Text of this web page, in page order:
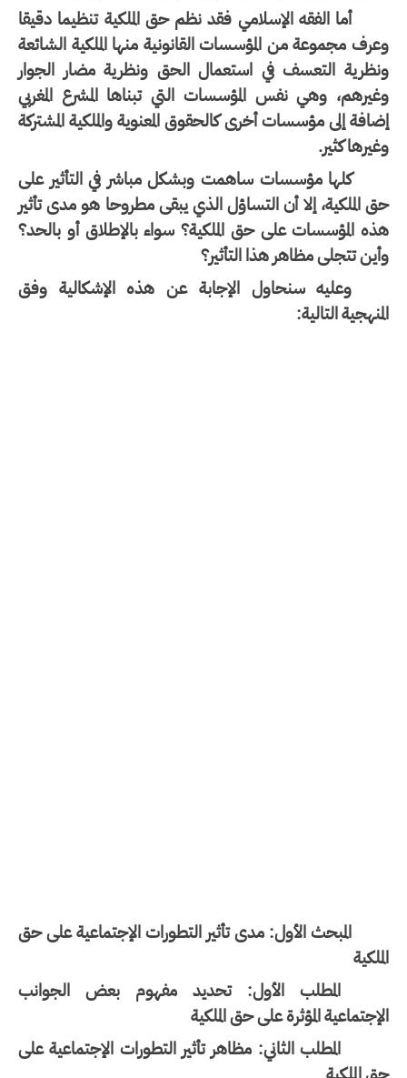
أما الفقه الإسلامي فقد نظم حق الملكية تنظيما دقيقا
مجموعة من المؤسسات القانونية منها الملكية الشائعة
التعسف في استعمال الحق ونظرية مضار الجوار
وهي نفس المؤسسات التي تبناها المشرع المغربي
إلى مؤسسات أخرى كالحقوق المعنوية والملكية المشتركة
كثير.
كلها مؤسسات ساهمت وبشكل مباشر في التأثير على
الملكية، إلا أن التساؤل الذي يبقى مطروحا هو مدى تأثير
المؤسسات على حق الملكية؟ سواء بالإطلاق أو بالحد؟
تتجلى مظاهر هذا التأثير؟
وعليه سنحاول الإجابة عن هذه الإشكالية وفق
التالية:
المبحث الأول: مدى تأثير التطورات الإجتماعية على حق
المطلب الأول: تحديد مفهوم بعض الجوانب
المؤثرة على حق الملكية
المطلب الثاني: مظاهر تأثير التطورات الإجتماعية على